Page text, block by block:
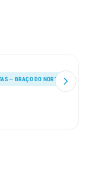
— BRAÇO DO NORTE